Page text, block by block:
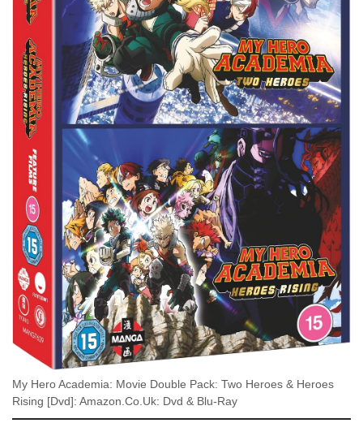
My Hero Academia: Movie Double Pack: Two Heroes & Heroes
Rising [Dvd]: Amazon.Co.Uk: Dvd & Blu-Ray